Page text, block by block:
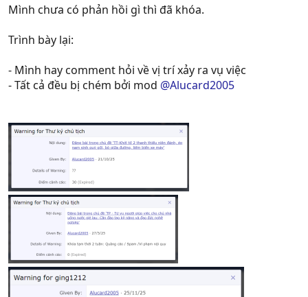
Mình chưa có phản hồi gì thì đã khóa.
Trình bày lại:
- Mình hay comment hỏi về vị trí xảy ra vụ việc
- Tất cả đều bị chém bởi mod @Alucard2005